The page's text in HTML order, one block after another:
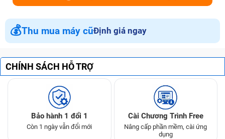
💰Thu mua máy cũĐịnh giá ngay
CHÍNH SÁCH HỖ TRỢ
Bảo hành 1 đổi 1
Còn 1 ngày vẫn đổi mới
Cài Chương Trình Free
Nâng cấp phần mềm, cài ứng
dụng